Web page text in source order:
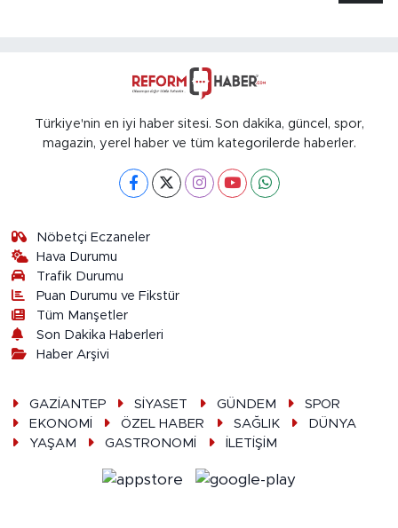
Türkiye'nin en iyi haber sitesi. Son dakika, güncel, spor,
magazin, yerel haber ve tüm kategorilerde haberler.
Nöbetçi Eczaneler
Hava Durumu
Trafik Durumu
Puan Durumu ve Fikstür
Tüm Manşetler
Son Dakika Haberleri
Haber Arşivi
GAZİANTEP SİYASET GÜNDEM
SPOR
EKONOMİ
ÖZEL HABER SAĞLIK
DÜNYA
YAŞAM
GASTRONOMİ İLETİŞİM